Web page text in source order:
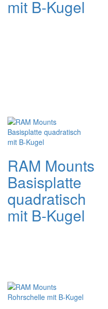
mit B-Kugel
RAM Mounts
Basisplatte
quadratisch
mit B-Kugel